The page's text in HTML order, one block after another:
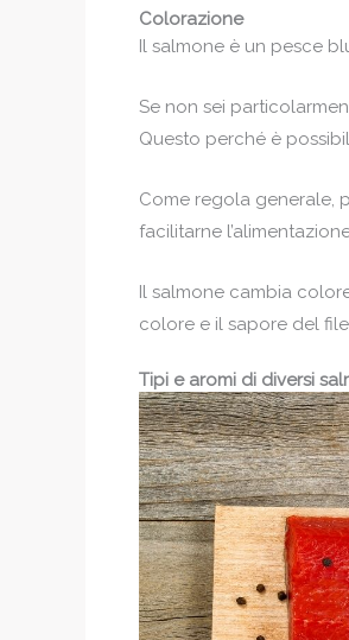
Colorazione
Il salmone è un pesce
Se non sei
Questo perché è
Come regola generale,
facilitarne
Il salmone cambia
colore e il sapore del
Tipi e aromi di diversi